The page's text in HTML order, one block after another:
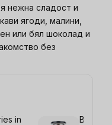
нежна сладост и
ягоди, малини,
или бял шоколад и
без
in